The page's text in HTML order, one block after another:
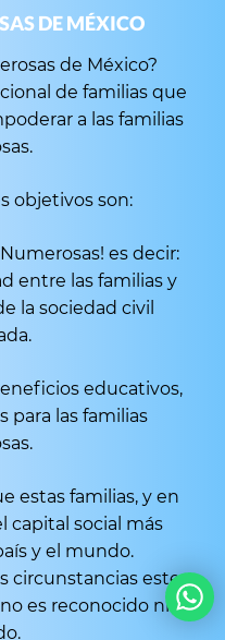
DE MÉXICO
de México?
de familias que
a las familias
objetivos son:
es decir:
entre las familias y
la sociedad civil
educativos,
para las familias
estas familias, y en
capital social más
y el mundo.
circunstancias este
es reconocido ni